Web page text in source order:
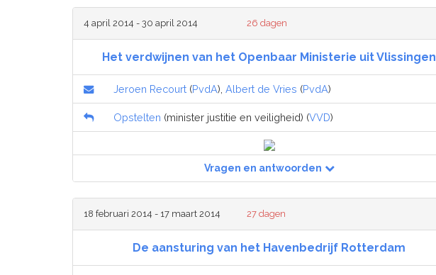
4 april 2014 - 30 april 2014 26 dagen
Het verdwijnen van het Openbaar Ministerie uit Vlissingen
Jeroen Recourt (PvdA), Albert de Vries (PvdA)
Opstelten (minister justitie en veiligheid) (VVD)
Vragen en antwoorden
18 februari 2014 - 17 maart 2014 27 dagen
De aansturing van het Havenbedrijf Rotterdam